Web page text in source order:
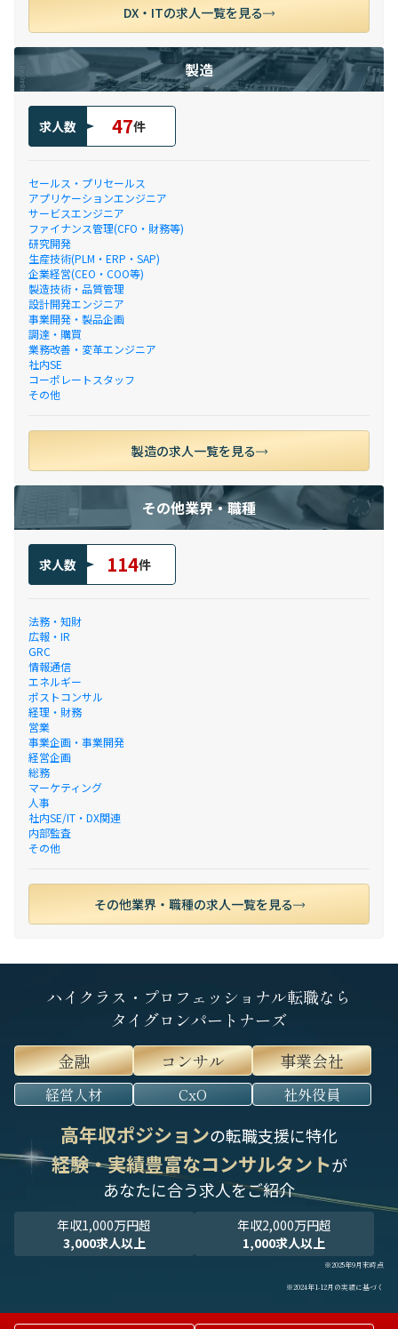
DX・ITの求人一覧を見る
製造
求人数 47件
セールス・プリセールス
アプリケーションエンジニア
サービスエンジニア
ファイナンス管理(CFO・財務等)
研究開発
生産技術(PLM・ERP・SAP)
企業経営(CEO・COO等)
製造技術・品質管理
設計開発エンジニア
事業開発・製品企画
調達・購買
業務改善・変革エンジニア
社内SE
コーポレートスタッフ
その他
製造の求人一覧を見る
その他業界・職種
求人数 114件
法務・知財
広報・IR
GRC
情報通信
エネルギー
ポストコンサル
経理・財務
営業
事業企画・事業開発
経営企画
総務
マーケティング
人事
社内SE/IT・DX関連
内部監査
その他
その他業界・職種の求人一覧を見る
ハイクラス・プロフェッショナル転職なら
タイグロンパートナーズ
金融
コンサル 事業会社
経営人材 CxO 社外役員
高年収ポジションの転職支援に特化
経験・実績豊富なコンサルタントが
あなたに合う求人をご紹介
年収1,000万円超
3,000求人以上
年収2,000万円超
1,000求人以上
※2025年9月末時点
※2024年1-12月の実績に基づく